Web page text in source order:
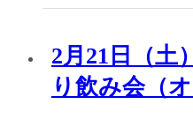
2月21日（土
り飲み会（オ